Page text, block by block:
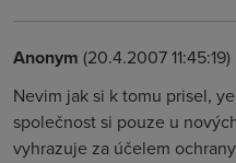
Anonym (20.4.2007 11:45:19)
Nevim jak si k tomu prisel,
společnost si pouze u
vyhrazuje za účelem